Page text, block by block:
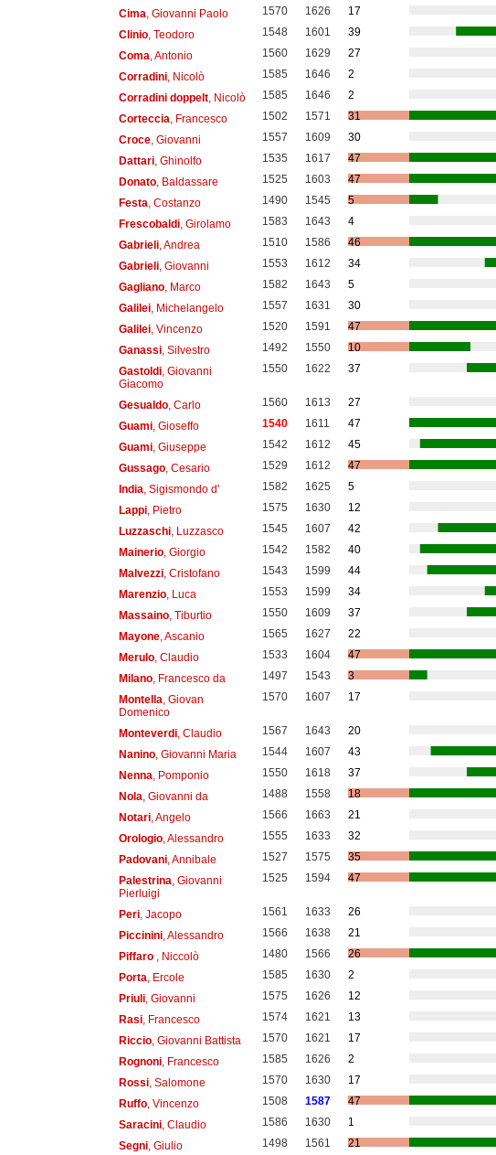
Cima , Giovanni Paolo 1570 1626
17
Clinio, Teodoro 1548 1601
39
Coma , Antonio 1560 1629
27
Corradini, Nicolò 1585 1646
2
Corradini doppelt, Nicolò 1585 1646
2
Corteccia , Francesco 1502 1571
31
Croce, Giovanni 1557 1609
30
Dattari, Ghinolfo 1535 1617
47
Donato, Baldassare 1525 1603
47
Festa , Costanzo 1490 1545
5
Frescobaldi, Girolamo 1583 1643
4
Gabrieli, Andrea 1510 1586
46
Gabrieli, Giovanni 1553 1612
34
Gagliano, Marco 1582 1643
5
Galilei, Michelangelo 1557 1631
30
Galilei, Vincenzo 1520 1591
47
Ganassi, Silvestro 1492 1550
10
Gastoldi, Giovanni
Giacomo
1550 1622 37
Gesualdo, Carlo 1560 1613
27
Guami, Gioseffo 1540 1611
47
Guami, Giuseppe 1542 1612
45
Gussago, Cesario 1529 1612
47
India , Sigismondo d' 1582 1625
5
Lappi, Pietro 1575 1630
12
Luzzaschi, Luzzasco 1545 1607
42
Mainerio, Giorgio 1542 1582
40
Malvezzi, Cristofano 1543 1599
44
Marenzio, Luca 1553 1599
34
Massaino, Tiburtio 1550 1609
37
Mayone, Ascanio 1565 1627
22
Merulo, Claudio 1533 1604
47
Milano, Francesco da 1497 1543
3
Montella , Giovan
Domenico
1570 1607 17
Monteverdi, Claudio 1567 1643
20
Nanino, Giovanni Maria 1544 1607
43
Nenna , Pomponio 1550 1618
37
Nola , Giovanni da 1488 1558
18
Notari, Angelo 1566 1663
21
Orologio, Alessandro 1555 1633
32
Padovani, Annibale 1527 1575
35
Palestrina , Giovanni
Pierluigi
1525 1594 47
Peri, Jacopo 1561 1633
26
Piccinini, Alessandro 1566 1638
21
Piffaro
, Niccolò 1480 1566
26
Porta , Ercole 1585 1630
2
Priuli, Giovanni 1575 1626
12
Rasi, Francesco 1574 1621
13
Riccio, Giovanni Battista 1570 1621
17
Rognoni, Francesco 1585 1626
2
Rossi, Salomone 1570 1630
17
Ruffo, Vincenzo 1508 1587
47
Saracini, Claudio 1586 1630
1
Segni, Giulio 1498 1561 21